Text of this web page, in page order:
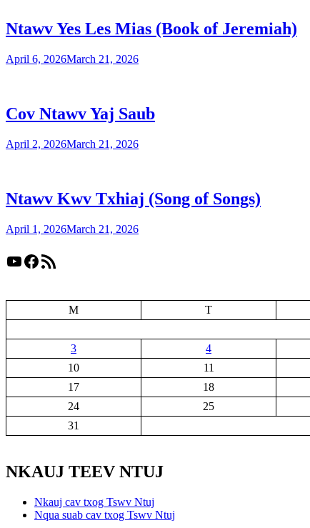
Ntawv Yes Les Mias (Book of Jeremiah)
April 6, 2026March 21, 2026
Cov Ntawv Yaj Saub
April 2, 2026March 21, 2026
Ntawv Kwv Txhiaj (Song of Songs)
April 1, 2026March 21, 2026
YouTube
Facebook
RSS Feed
M
T
3
4
10
11
17
18
24
25
31
NKAUJ TEEV NTUJ
Nkauj cav txog Tswv Ntuj
Nqua suab cav txog Tswv Ntuj